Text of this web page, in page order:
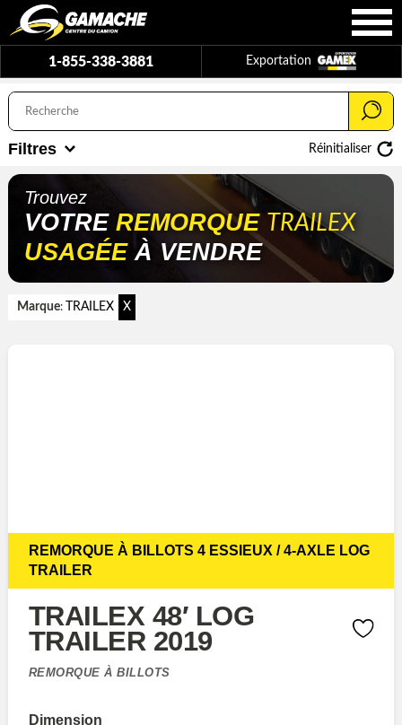
1-855-338-3881 Exportation
Filtres Réinitialiser
Trouvez
VOTRE REMORQUE TRAILEX
USAGÉEÀ VENDRE
Marque: TRAILEX X
REMORQUE À BILLOTS 4 ESSIEUX / 4-AXLE LOG
TRAILER
TRAILEX 48′ LOG
TRAILER 2019
REMORQUE À BILLOTS
Dimension